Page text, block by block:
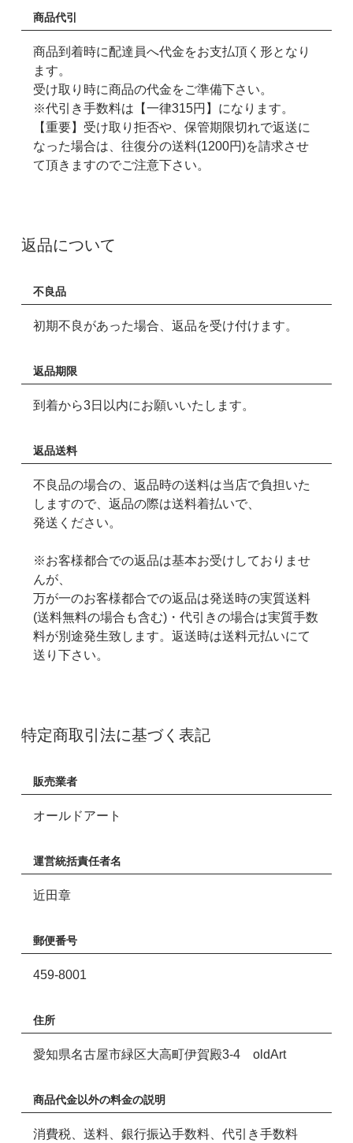
商品代引
商品到着時に配達員へ代金をお支払頂く形となり
ます。
受け取り時に商品の代金をご準備下さい。
※代引き手数料は【一律315円】になります。
【重要】受け取り拒否や、保管期限切れで返送に
なった場合は、往復分の送料(1200円)を請求させ
て頂きますのでご注意下さい。
返品について
不良品
初期不良があった場合、返品を受け付けます。
返品期限
到着から3日以内にお願いいたします。
返品送料
不良品の場合の、返品時の送料は当店で負担いた
しますので、返品の際は送料着払いで、
発送ください。
※お客様都合での返品は基本お受けしておりませ
んが、
万が一のお客様都合での返品は発送時の実質送料
(送料無料の場合も含む)・代引きの場合は実質手数
料が別途発生致します。返送時は送料元払いにて
送り下さい。
特定商取引法に基づく表記
販売業者
オールドアート
運営統括責任者名
近田章
郵便番号
459-8001
住所
愛知県名古屋市緑区大高町伊賀殿3-4 oldArt
商品代金以外の料金の説明
消費税、送料、銀行振込手数料、代引き手数料